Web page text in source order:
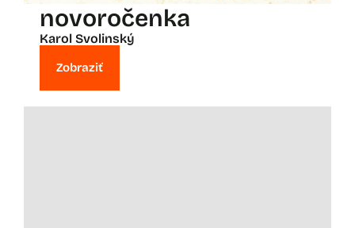
novoročenka
Karol Svolinský
Zobraziť